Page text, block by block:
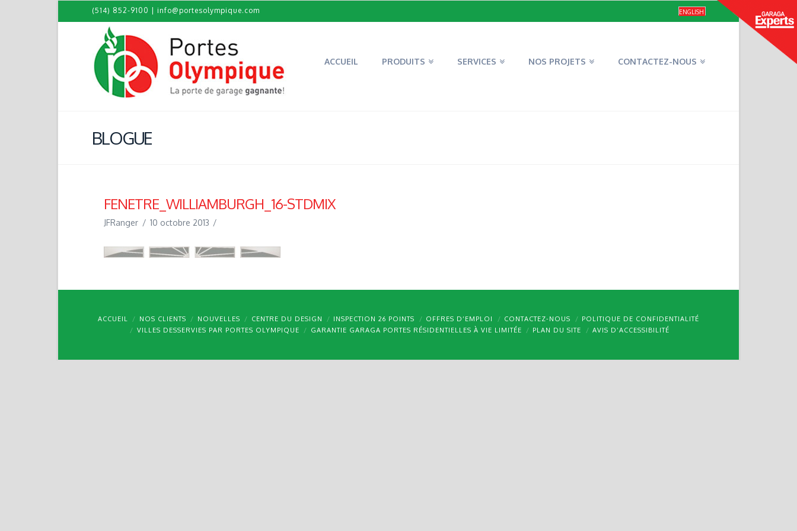
(514) 852-9100 info@portesolympique.com ENGLISH
ACCUEIL PRODUITS SERVICES NOS PROJETS CONTACTEZ-NOUS
BLOGUE
FENETRE_WILLIAMBURGH_16-STDMIX
JFRanger 10 octobre 2013
ACCUEIL NOS CLIENTS NOUVELLES CENTRE DU DESIGN INSPECTION 26 POINTS OFFRES D’EMPLOI CONTACTEZ-NOUS
POLITIQUE DE CONFIDENTIALITÉ
VILLES DESSERVIES PAR PORTES OLYMPIQUE
GARANTIE GARAGA PORTES RÉSIDENTIELLES À VIE LIMITÉE PLAN DU SITE AVIS D’ACCESSIBILITÉ